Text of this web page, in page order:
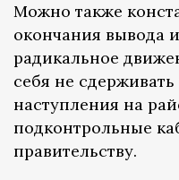
Можно также
окончания вывода
радикальное
себя не
наступления на
подконтрольные
правительству.